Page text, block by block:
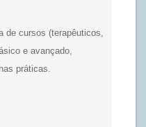
de cursos (terapêuticos,
e avançado,
práticas.